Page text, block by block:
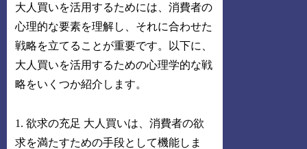
大人買いを活用するためには、消費者の
心理的な要素を理解し、それに合わせた
戦略を立てることが重要です。以下に、
大人買いを活用するための心理学的な戦
略をいくつか紹介します。
1. 欲求の充足 大人買いは、消費者の欲
求を満たすための手段として機能しま